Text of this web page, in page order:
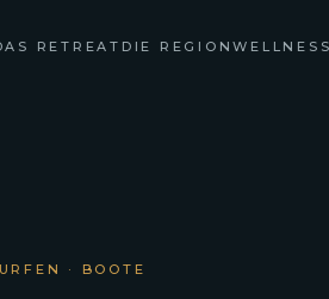
RETREAT DIE REGIONWELLNESS
· BOOTE